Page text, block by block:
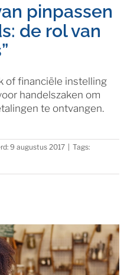
pinpassen
de rol van
of financiële instelling
handelszaken om
te ontvangen.
9 augustus 2017
Tags: